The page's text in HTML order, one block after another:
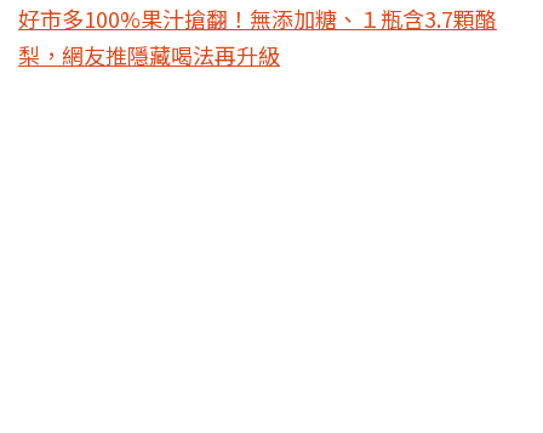
好市多100%果汁搶翻！無添加糖、１瓶含3.7顆酪
梨，網友推隱藏喝法再升級